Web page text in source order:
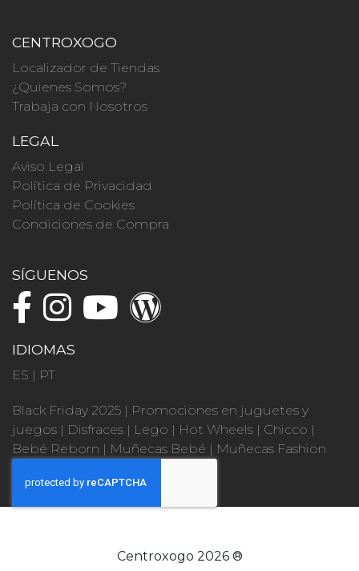
CENTROXOGO
Localizador de Tiendas
¿Quienes Somos?
Trabaja con Nosotros
LEGAL
Aviso Legal
Política de Privacidad
Política de Cookies
Condiciones de Compra
SÍGUENOS
IDIOMAS
ES | PT
Black Friday 2025 | Promociones en juguetes y
juegos | Disfraces | Lego | Hot Wheels | Chicco |
Bebé Reborn | Muñecas Bebé | Muñecas Fashion
Centroxogo 2026 ®